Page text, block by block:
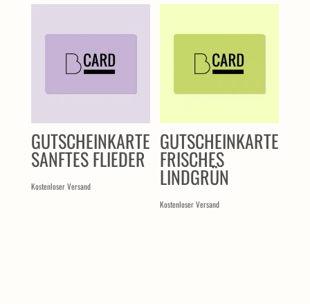
GUTSCHEINKARTE
SANFTES FLIEDER
Kostenloser Versand
GUTSCHEINKARTE
FRISCHES
LINDGRÜN
Kostenloser Versand